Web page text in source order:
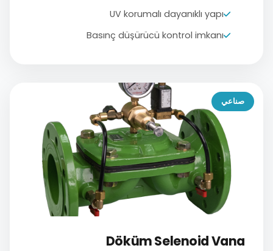
UV korumalı dayanıklı yapı
Basınç düşürücü kontrol imkanı
صناعي
Döküm Selenoid Vana